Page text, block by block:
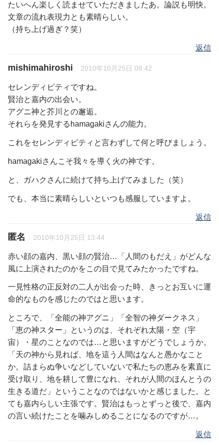
たいへん楽しく読ませていただきましたあ。論説も明快。
文章の流れ表現力とも素晴らしい。
（持ち上げ過ぎ？笑）
返信
mishimahiroshi 2010年10月25日 08:42
セレンディピティですね。
賢治と嘉内の出会い。
アグニ神と芥川との邂逅。
それらを発見するhamagakiさんの能力。
これをセレンディピティと言わずして何と呼びましょう。
hamagakiさんこそ我々を導く火の神です。
と、ガハクさんに続けて持ち上げてみました（笑）
でも、本当に素晴らしいといつも感服していますよ。
返信
匿名 2010年10月25日 13:44
赤い顔の嘉内、黒い顔の賢治…「人間のもだえ」がどんな
風に上演されたのかをこの目で見てみたかったですね。
一見性格の正反対の二人が出会った時、きっとお互いに運
命的なものを感じたのではと思います。
ところで、「全能の神アグニ」「全智の神ダークネス」
「恵の神スター」というのは、それぞれ太陽・空（宇
宙）・星のことなのでは…と思いますがどうでしょうか。
「天の神から見れば、地を這う人間はなんと愚かなこと
か。詰まらぬ争いなどしていないで私たちの恵みを素直に
受け取り、地を耕して豊になれ、それが人間のほんとうの
生きる道だ」ということなのではないかと感じました。と
ても嘉内らしい主張です。賢治はもっとずっと後で、嘉内
の言い続けたことを噛みしめることになるのですが…。
返信